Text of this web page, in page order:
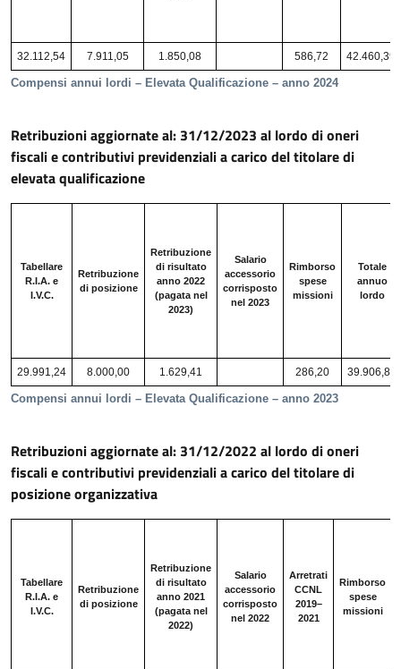
Compensi annui lordi – Elevata Qualificazione – anno 2024
32.112,54 7.911,05 1.850,08 586,72 42.460,39
Retribuzioni aggiornate al: 31/12/2023 al lordo di oneri
fiscali e contributivi previdenziali a carico del titolare di
elevata qualificazione
Compensi annui lordi – Elevata Qualificazione – anno 2023
Tabellare
R.I.A. e
I.V.C.
Retribuzione
di posizione
Retribuzione
di risultato
anno 2022
(pagata nel
2023)
Salario
accessorio
corrisposto
nel 2023
Rimborso
spese
missioni
Totale
annuo
lordo
29.991,24 8.000,00 1.629,41 286,20 39.906,85
Retribuzioni aggiornate al: 31/12/2022 al lordo di oneri
fiscali e contributivi previdenziali a carico del titolare di
posizione organizzativa
Tabellare
R.I.A. e
I.V.C.
Retribuzione
di posizione
Retribuzione
di risultato
anno 2021
(pagata nel
2022)
Salario
accessorio
corrisposto
nel 2022
Arretrati
CCNL
2019–
2021
Rimborso
spese
missioni